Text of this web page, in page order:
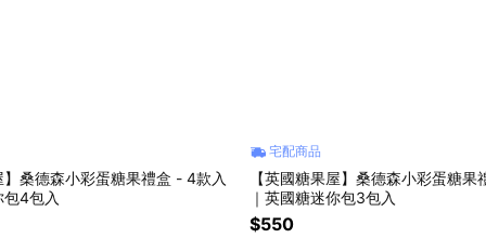
桑德森小彩蛋糖果禮盒 - 4款入
4包入
宅配商品
【英國糖果屋】桑德森小彩蛋糖果
｜英國糖迷你包3包入
$550